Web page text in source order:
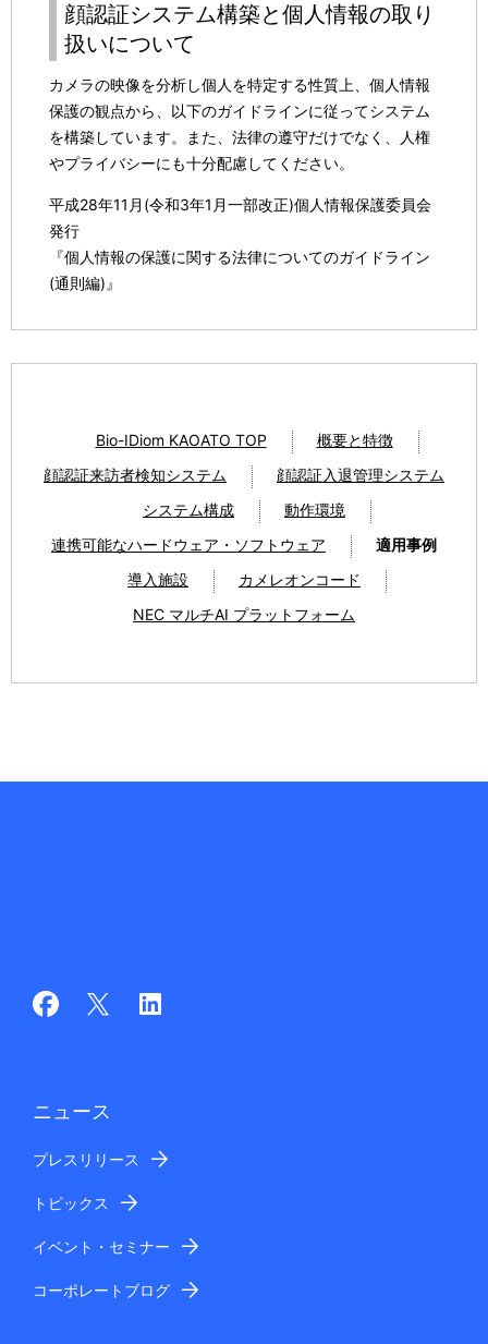
顔認証システム構築と個人情報の取り
扱いについて
カメラの映像を分析し個人を特定する性質上、個人情報
保護の観点から、以下のガイドラインに従ってシステム
を構築しています。また、法律の遵守だけでなく、人権
やプライバシーにも十分配慮してください。
平成28年11月(令和3年1月一部改正)個人情報保護委員会
発行
『個人情報の保護に関する法律についてのガイドライン
(通則編)』
Bio-IDiom KAOATO TOP
概要と特徴
顔認証来訪者検知システム
顔認証入退管理システム
システム構成
動作環境
連携可能なハードウェア・ソフトウェア
適用事例
導入施設
カメレオンコード
NEC マルチAI プラットフォーム
ニュース
プレスリリース
トピックス
イベント・セミナー
コーポレートブログ